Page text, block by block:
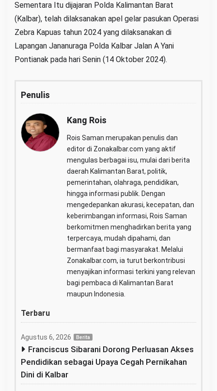
Sementara Itu dijajaran Polda Kalimantan Barat
(Kalbar), telah dilaksanakan apel gelar pasukan Operasi
Zebra Kapuas tahun 2024 yang dilaksanakan di
Lapangan Jananuraga Polda Kalbar Jalan A Yani
Pontianak pada hari Senin (14 Oktober 2024).
Penulis
Kang Rois
Rois Saman merupakan penulis dan
editor di Zonakalbar.com yang aktif
mengulas berbagai isu, mulai dari berita
daerah Kalimantan Barat, politik,
pemerintahan, olahraga, pendidikan,
hingga informasi publik. Dengan
mengedepankan akurasi, kecepatan, dan
keberimbangan informasi, Rois Saman
berkomitmen menghadirkan berita yang
terpercaya, mudah dipahami, dan
bermanfaat bagi masyarakat. Melalui
Zonakalbar.com, ia turut berkontribusi
menyajikan informasi terkini yang relevan
bagi pembaca di Kalimantan Barat
maupun Indonesia.
Terbaru
Agustus 6, 2026 Berita
Franciscus Sibarani Dorong Perluasan Akses
Pendidikan sebagai Upaya Cegah Pernikahan
Dini di Kalbar